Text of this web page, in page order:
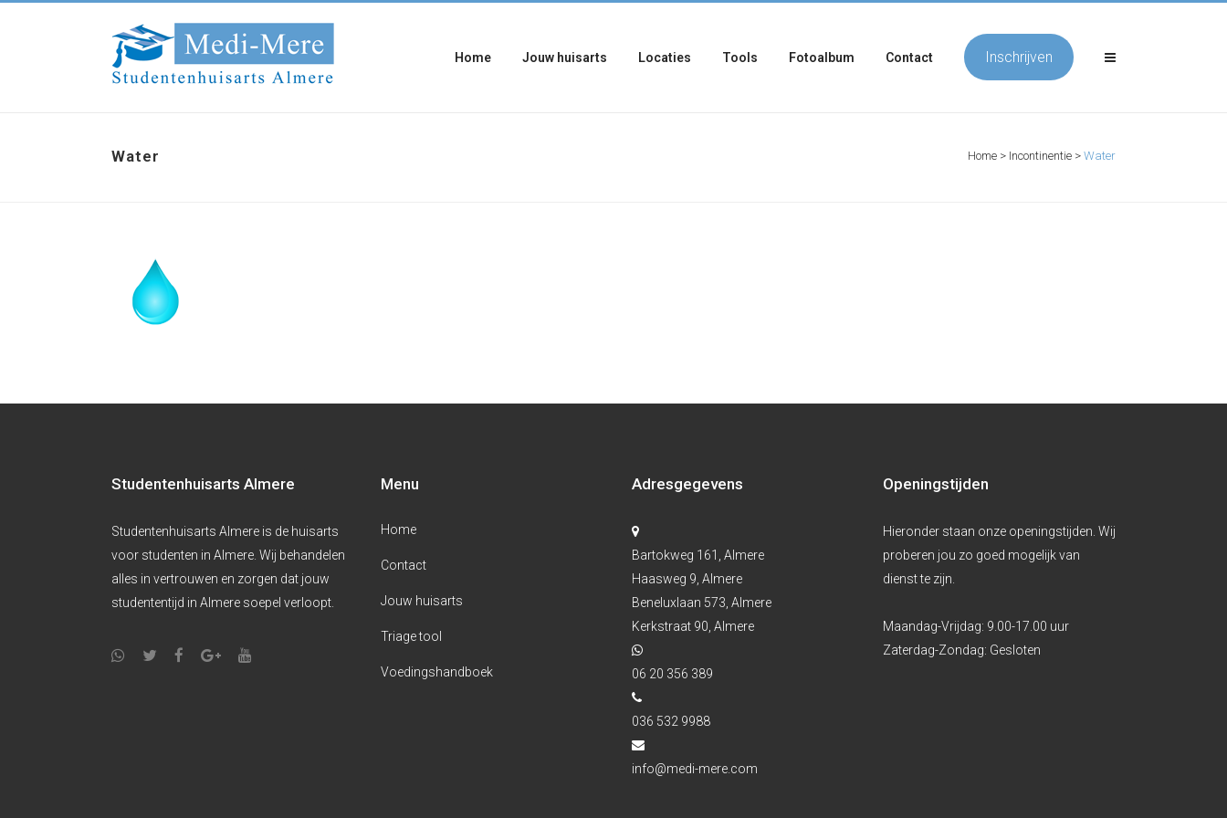
Inschrijven
Home Jouw huisarts Locaties Tools Fotoalbum Contact
Water Home > Incontinentie > Water
Studentenhuisarts Almere
Studentenhuisarts Almere is de huisarts
voor studenten in Almere. Wij behandelen
alles in vertrouwen en zorgen dat jouw
studententijd in Almere soepel verloopt.
Menu
Home
Contact
Jouw huisarts
Triage tool
Voedingshandboek
Adresgegevens
Bartokweg 161, Almere
Haasweg 9, Almere
Beneluxlaan 573, Almere
Kerkstraat 90, Almere
06 20 356 389
036 532 9988
info@medi-mere.com
Openingstijden
Hieronder staan onze openingstijden. Wij
proberen jou zo goed mogelijk van
dienst te zijn.
Maandag-Vrijdag: 9.00-17.00 uur
Zaterdag-Zondag: Gesloten